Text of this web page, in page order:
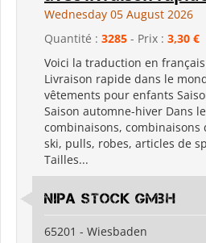
Wednesday 05 August 2026
Quantité : 3285 - Prix : 3,30 €
Voici la traduction en français
Livraison rapide dans le
vêtements pour enfants
Saison automne-hiver Dans
combinaisons, combinaisons
ski, pulls, robes, articles de
Tailles...
Nipa Stock GmbH
65201 - Wiesbaden